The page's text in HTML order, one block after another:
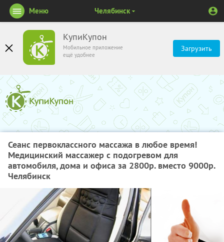
КупиКупон
Мобильное приложение
ещё удобнее
Загрузить
Меню Челябинск
Сеанс первоклассного массажа в любое время!
Медицинский массажер с подогревом для
автомобиля, дома и офиса за 2800р. вместо 9000р.
Челябинск